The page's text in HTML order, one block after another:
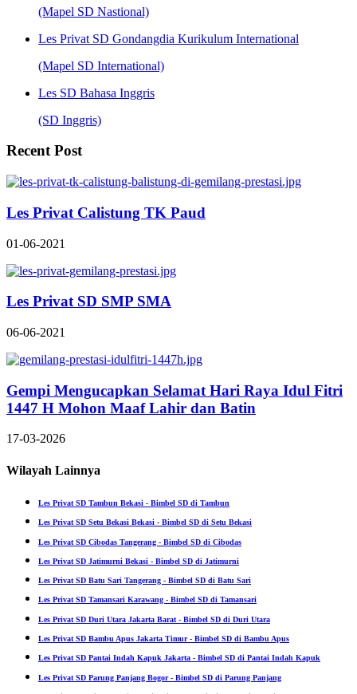
(Mapel SD Nastional)
Les Privat SD Gondangdia Kurikulum International
(Mapel SD International)
Les SD Bahasa Inggris
(SD Inggris)
Recent Post
Les Privat Calistung TK Paud
01-06-2021
Les Privat SD SMP SMA
06-06-2021
Gempi Mengucapkan Selamat Hari Raya Idul Fitri
1447 H Mohon Maaf Lahir dan Batin
17-03-2026
Wilayah Lainnya
Les Privat SD Tambun Bekasi - Bimbel SD di Tambun
Les Privat SD Setu Bekasi Bekasi - Bimbel SD di Setu Bekasi
Les Privat SD Cibodas Tangerang - Bimbel SD di Cibodas
Les Privat SD Jatimurni Bekasi - Bimbel SD di Jatimurni
Les Privat SD Batu Sari Tangerang - Bimbel SD di Batu Sari
Les Privat SD Tamansari Karawang - Bimbel SD di Tamansari
Les Privat SD Duri Utara Jakarta Barat - Bimbel SD di Duri Utara
Les Privat SD Bambu Apus Jakarta Timur - Bimbel SD di Bambu Apus
Les Privat SD Pantai Indah Kapuk Jakarta - Bimbel SD di Pantai Indah Kapuk
Les Privat SD Parung Panjang Bogor - Bimbel SD di Parung Panjang